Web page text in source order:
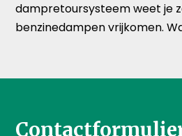
dampretoursysteem weet je
benzinedampen vrijkomen.